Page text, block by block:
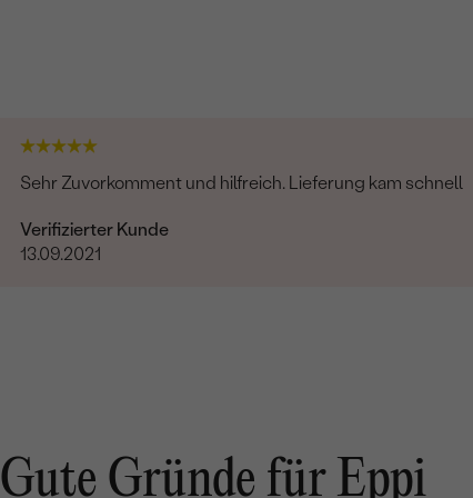
Sehr Zuvorkomment und hilfreich. Lieferung kam schnell
Verifizierter Kunde
13.09.2021
Gute Gründe für Eppi